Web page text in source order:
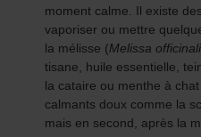
moment calme. Il existe
vaporiser ou mettre
la mélisse (Melissa
tisane, huile essentielle,
la cataire ou menthe à
calmants doux comme la
mais en second, après la